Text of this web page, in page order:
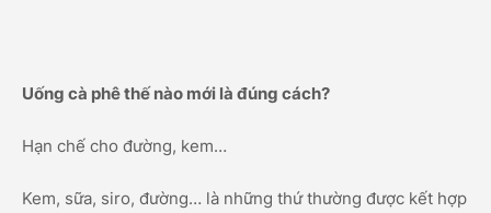
Uống cà phê thế nào mới là đúng cách?
Hạn chế cho đường, kem…
Kem, sữa, siro, đường… là những thứ thường được kết hợp